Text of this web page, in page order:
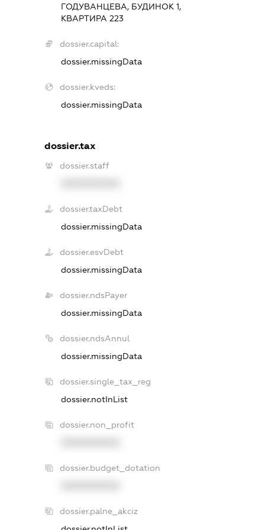
ГОДУВАНЦЕВА, БУДИНОК 1,
КВАРТИРА 223
dossier.capital:
dossier.missingData
dossier.kveds:
dossier.missingData
dossier.tax
dossier.staff
dossier.taxDebt
dossier.missingData
dossier.esvDebt
dossier.missingData
dossier.ndsPayer
dossier.missingData
dossier.ndsAnnul
dossier.missingData
dossier.single_tax_reg
dossier.notInList
dossier.non_profit
dossier.budget_dotation
dossier.palne_akciz